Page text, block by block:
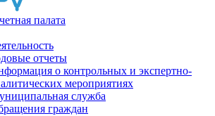
палата
отчеты
о контрольных и экспертно-
мероприятиях
служба
граждан